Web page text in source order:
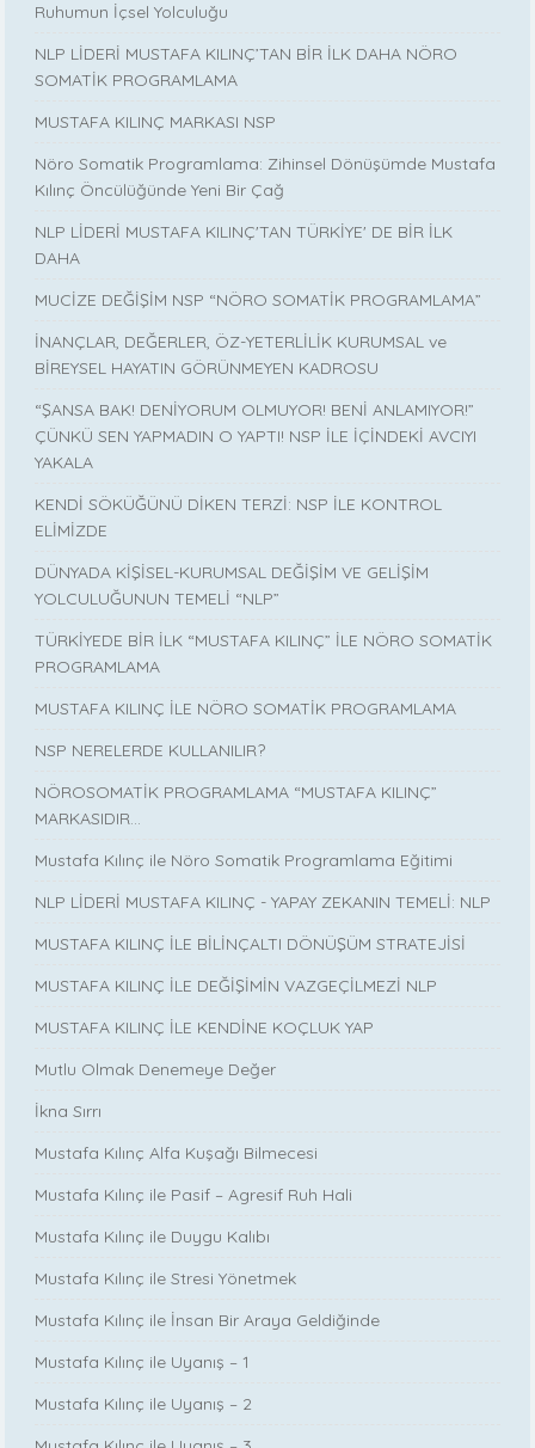
Ruhumun İçsel Yolculuğu
NLP LİDERİ MUSTAFA KILINÇ’TAN BİR İLK DAHA NÖRO
SOMATİK PROGRAMLAMA
MUSTAFA KILINÇ MARKASI NSP
Nöro Somatik Programlama: Zihinsel Dönüşümde Mustafa
Kılınç Öncülüğünde Yeni Bir Çağ
NLP LİDERİ MUSTAFA KILINÇ'TAN TÜRKİYE' DE BİR İLK
DAHA
MUCİZE DEĞİŞİM NSP “NÖRO SOMATİK PROGRAMLAMA”
İNANÇLAR, DEĞERLER, ÖZ-YETERLİLİK KURUMSAL ve
BİREYSEL HAYATIN GÖRÜNMEYEN KADROSU
“ŞANSA BAK! DENİYORUM OLMUYOR! BENİ ANLAMIYOR!”
ÇÜNKÜ SEN YAPMADIN O YAPTI! NSP İLE İÇİNDEKİ AVCIYI
YAKALA
KENDİ SÖKÜĞÜNÜ DİKEN TERZİ: NSP İLE KONTROL
ELİMİZDE
DÜNYADA KİŞİSEL-KURUMSAL DEĞİŞİM VE GELİŞİM
YOLCULUĞUNUN TEMELİ “NLP”
TÜRKİYEDE BİR İLK “MUSTAFA KILINÇ” İLE NÖRO SOMATİK
PROGRAMLAMA
MUSTAFA KILINÇ İLE NÖRO SOMATİK PROGRAMLAMA
NSP NERELERDE KULLANILIR?
NÖROSOMATİK PROGRAMLAMA “MUSTAFA KILINÇ”
MARKASIDIR…
Mustafa Kılınç ile Nöro Somatik Programlama Eğitimi
NLP LİDERİ MUSTAFA KILINÇ - YAPAY ZEKANIN TEMELİ: NLP
MUSTAFA KILINÇ İLE BİLİNÇALTI DÖNÜŞÜM STRATEJİSİ
MUSTAFA KILINÇ İLE DEĞİŞİMİN VAZGEÇİLMEZİ NLP
MUSTAFA KILINÇ İLE KENDİNE KOÇLUK YAP
Mutlu Olmak Denemeye Değer
İkna Sırrı
Mustafa Kılınç Alfa Kuşağı Bilmecesi
Mustafa Kılınç ile Pasif – Agresif Ruh Hali
Mustafa Kılınç ile Duygu Kalıbı
Mustafa Kılınç ile Stresi Yönetmek
Mustafa Kılınç ile İnsan Bir Araya Geldiğinde
Mustafa Kılınç ile Uyanış – 1
Mustafa Kılınç ile Uyanış – 2